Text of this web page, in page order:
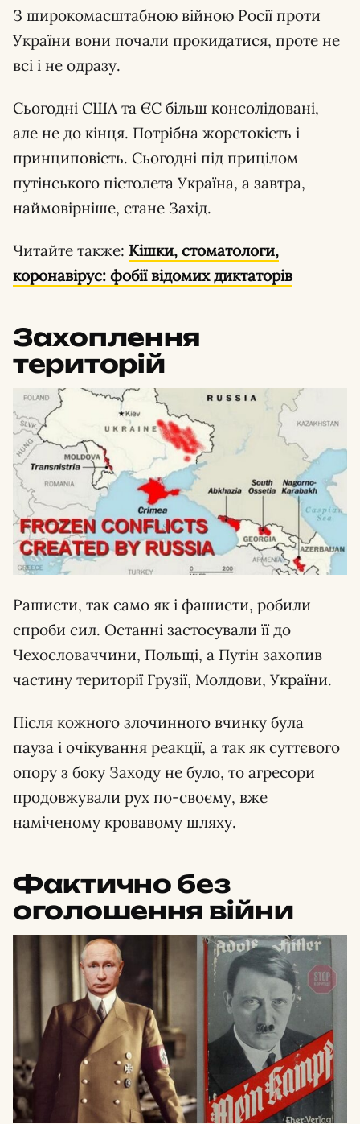
З широкомасштабною війною Росії проти
України вони почали прокидатися, проте не
всі і не одразу.
Сьогодні США та ЄС більш консолідовані,
але не до кінця. Потрібна жорстокість і
принциповість. Сьогодні під прицілом
путінського пістолета Україна, а завтра,
наймовірніше, стане Захід.
Читайте также: Кішки, стоматологи,
коронавірус: фобії відомих диктаторів
Захоплення
територій
Рашисти, так само як і фашисти, робили
спроби сил. Останні застосували її до
Чехословаччини, Польщі, а Путін захопив
частину території Грузії, Молдови, України.
Після кожного злочинного вчинку була
пауза і очікування реакції, а так як суттєвого
опору з боку Заходу не було, то агресори
продовжували рух по-своєму, вже
наміченому кровавому шляху.
Фактично без
оголошення війни